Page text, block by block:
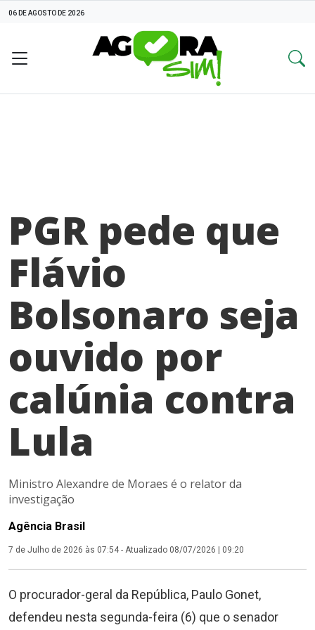
06 DE AGOSTO DE 2026
PGR pede que
Flávio
Bolsonaro seja
ouvido por
calúnia contra
Lula
Ministro Alexandre de Moraes é o relator da
investigação
Agência Brasil
7 de Julho de 2026 às 07:54 - Atualizado 08/07/2026 | 09:20
O procurador-geral da República, Paulo Gonet,
defendeu nesta segunda-feira (6) que o senador